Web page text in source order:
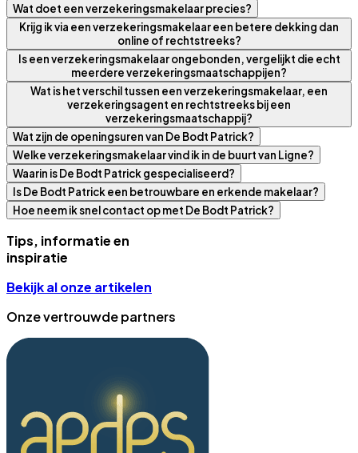
Wat doet een verzekeringsmakelaar precies?
Krijg ik via een verzekeringsmakelaar een betere dekking dan
online of rechtstreeks?
Is een verzekeringsmakelaar ongebonden, vergelijkt die echt
meerdere verzekeringsmaatschappijen?
Wat is het verschil tussen een verzekeringsmakelaar, een
verzekeringsagent en rechtstreeks bij een
verzekeringsmaatschappij?
Wat zijn de openingsuren van De Bodt Patrick?
Welke verzekeringsmakelaar vind ik in de buurt van Ligne?
Waarin is De Bodt Patrick gespecialiseerd?
Is De Bodt Patrick een betrouwbare en erkende makelaar?
Hoe neem ik snel contact op met De Bodt Patrick?
Tips, informatie en
inspiratie
Bekijk al onze artikelen
Onze vertrouwde partners